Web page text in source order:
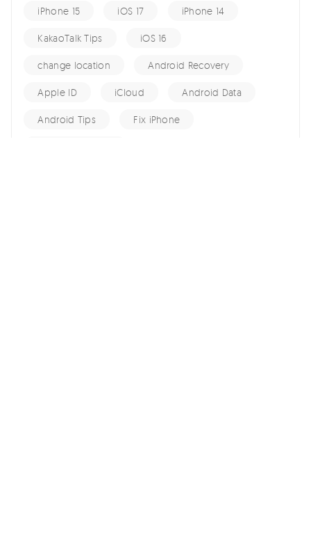
iPhone 15 iOS 17 iPhone 14
KakaoTalk Tips iOS 16
change location Android Recovery
Apple ID iCloud Android Data
Android Tips Fix iPhone